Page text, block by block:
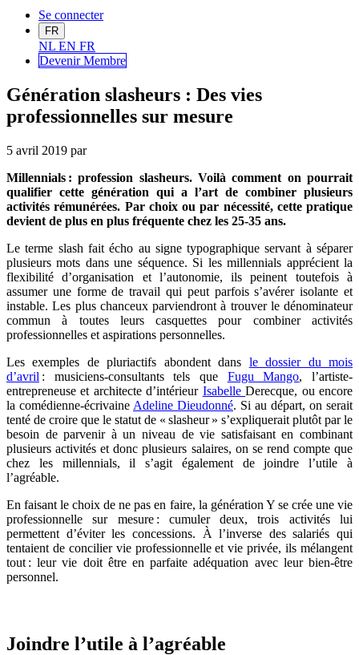
Se connecter
FR
NL EN FR
Devenir Membre
Génération slasheurs : Des vies
professionnelles sur mesure
5 avril 2019 par
Millennials : profession slasheurs. Voilà comment on pourrait
qualifier cette génération qui a l’art de combiner plusieurs
activités rémunérées. Par choix ou par nécessité, cette pratique
devient de plus en plus fréquente chez les 25-35 ans.
Le terme slash fait écho au signe typographique servant à séparer
plusieurs mots dans une séquence. Si les millennials apprécient la
flexibilité d’organisation et l’autonomie, ils peinent toutefois à
assumer une forme de travail qui peut parfois s’avérer isolante et
instable. Les plus chanceux parviendront à trouver le dénominateur
commun à toutes leurs casquettes pour combiner activités
professionnelles et aspirations personnelles.
Les exemples de pluriactifs abondent dans le dossier du mois
d’avril : musiciens-consultants tels que Fugu Mango, l’artiste-
entrepreneuse et architecte d’intérieur IsabelleDerecque, ou encore
la comédienne-écrivaine Adeline Dieudonné. Si au départ, on serait
tenté de croire que le statut de « slasheur » s’expliquerait plutôt par le
besoin de parvenir à un niveau de vie satisfaisant en combinant
plusieurs activités et donc plusieurs salaires, on se rend compte que
chez les millennials, il s’agit également de joindre l’utile à
l’agréable.
En faisant le choix de ne pas en faire, la génération Y se crée une vie
professionnelle sur mesure : cumuler deux, trois activités lui
permettent d’éviter les concessions. À l’inverse des salariés qui
tentaient de concilier vie professionnelle et vie privée, ils mélangent
tout : leur vie doit être en parfaite adéquation avec leur bien-être
personnel.
Joindre l’utile à l’agréable